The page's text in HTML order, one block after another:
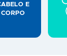
E
CORPO